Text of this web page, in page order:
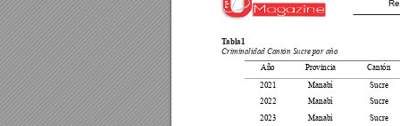
Tabla1
Criminalidad Cantón Sucre por año
Año Provincia Cantón
2021 Manabí Sucre
2022 Manabí Sucre
2023 Manabí Sucre